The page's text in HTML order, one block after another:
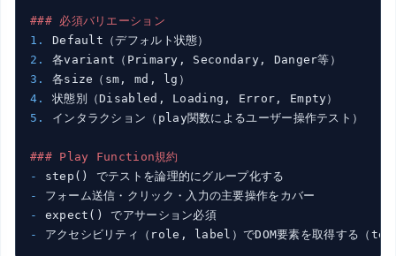
### 必須バリエーション
1.
2.
3.
4.
5. インタラクション（play関数によるユーザー操作テスト）
### Play Function規約
-
-
-
- アクセシビリティ（role, label）でDOM要素を取得する（